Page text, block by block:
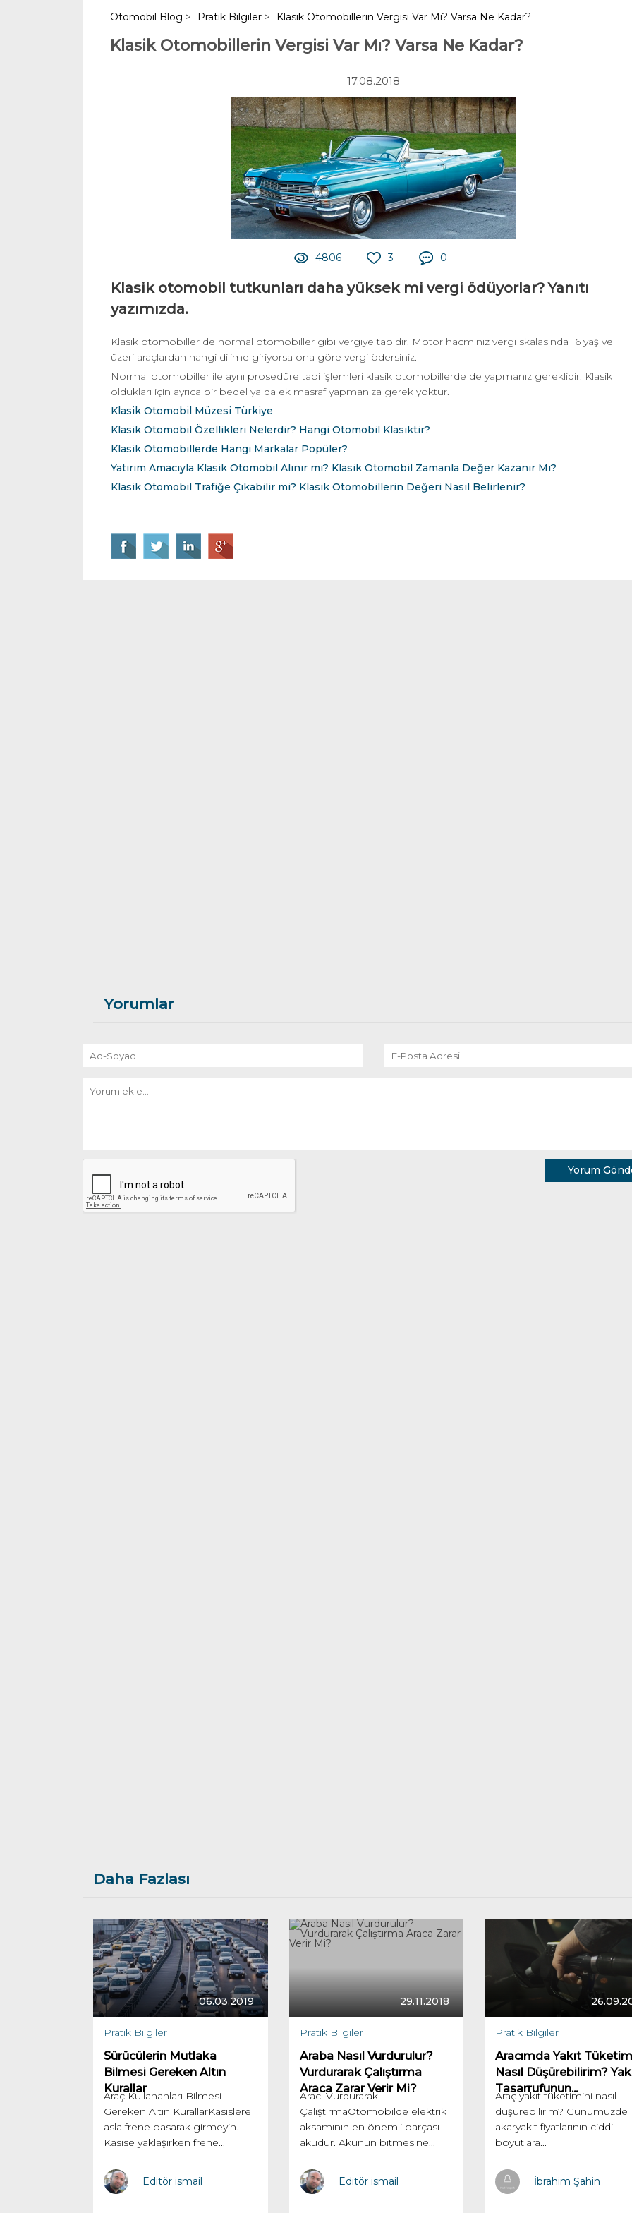
Otomobil Blog > Pratik Bilgiler > Klasik Otomobillerin Vergisi Var Mı? Varsa Ne Kadar?
Klasik Otomobillerin Vergisi Var Mı? Varsa Ne Kadar?
17.08.2018
4806 3 0
Klasik otomobil tutkunları daha yüksek mi vergi ödüyorlar? Yanıtı
yazımızda.
Klasik otomobiller de normal otomobiller gibi vergiye tabidir. Motor hacminiz vergi skalasında 16 yaş ve
üzeri araçlardan hangi dilime giriyorsa ona göre vergi ödersiniz.
Normal otomobiller ile aynı prosedüre tabi işlemleri klasik otomobillerde de yapmanız gereklidir. Klasik
oldukları için ayrıca bir bedel ya da ek masraf yapmanıza gerek yoktur.
Klasik Otomobil Müzesi Türkiye
Klasik Otomobil Özellikleri Nelerdir? Hangi Otomobil Klasiktir?
Klasik Otomobillerde Hangi Markalar Popüler?
Yatırım Amacıyla Klasik Otomobil Alınır mı? Klasik Otomobil Zamanla Değer Kazanır Mı?
Klasik Otomobil Trafiğe Çıkabilir mi? Klasik Otomobillerin Değeri Nasıl Belirlenir?
Yorumlar
Yorum
Daha Fazlası
06.03.2019
Pratik Bilgiler
Sürücülerin Mutlaka
Bilmesi Gereken Altın
Kurallar
Araç Kullananları Bilmesi
Gereken Altın KurallarKasislere
asla frene basarak girmeyin.
Kasise yaklaşırken frene...
Editör ismail
29.11.2018
Pratik Bilgiler
Araba Nasıl Vurdurulur?
Vurdurarak Çalıştırma
Araca Zarar Verir Mi?
Aracı Vurdurarak
ÇalıştırmaOtomobilde elektrik
aksamının en önemli parçası
aküdür. Akünün bitmesine...
Editör ismail
Pratik Bilgiler
Aracımda Yakıt
Nasıl Düşürebilirim?
Tasarrufunun...
Araç yakıt tüketimini nasıl
düşürebilirim? Günümüzde
akaryakıt fiyatlarının ciddi
boyutlara...
İbrahim Şahin